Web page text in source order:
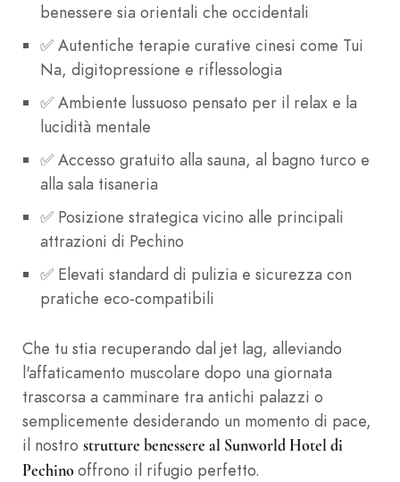
benessere sia orientali che occidentali
✅ Autentiche terapie curative cinesi come Tui
Na, digitopressione e riflessologia
✅ Ambiente lussuoso pensato per il relax e la
lucidità mentale
✅ Accesso gratuito alla sauna, al bagno turco e
alla sala tisaneria
✅ Posizione strategica vicino alle principali
attrazioni di Pechino
✅ Elevati standard di pulizia e sicurezza con
pratiche eco-compatibili
Che tu stia recuperando dal jet lag, alleviando
l'affaticamento muscolare dopo una giornata
trascorsa a camminare tra antichi palazzi o
semplicemente desiderando un momento di pace,
il nostro strutture benessere al Sunworld Hotel di
Pechinooffrono il rifugio perfetto.